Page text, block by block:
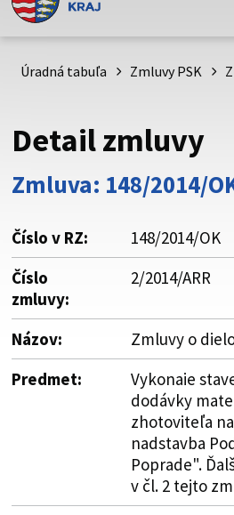
Toto je oficiálna webová stránka
psk.sk.
Buďte pozorní a vždy sa uistite, že
cez zabezpečenú webovú stránku.
vždy začína https:// pred názvom
Úradná tabuľa Zmluvy PSK
Detail zmluvy
Zmluva: 148/2014/
Číslo v RZ:
148/2014/OK
Číslo
zmluvy:
2/2014/ARR
Názov:
Zmluvy o
Predmet:
Vykonaie
dodávky
zhotoviteľa
nadstavba
Poprade".
v čl. 2 tejto